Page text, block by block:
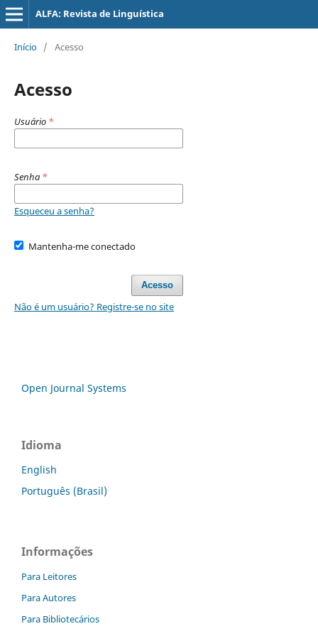
ALFA: Revista de Linguística
Início / Acesso
Acesso
Usuário *
Senha *
Esqueceu a senha?
Mantenha-me conectado
Acesso
Não é um usuário? Registre-se no site
Open Journal Systems
Idioma
English
Português (Brasil)
Informações
Para Leitores
Para Autores
Para Bibliotecários